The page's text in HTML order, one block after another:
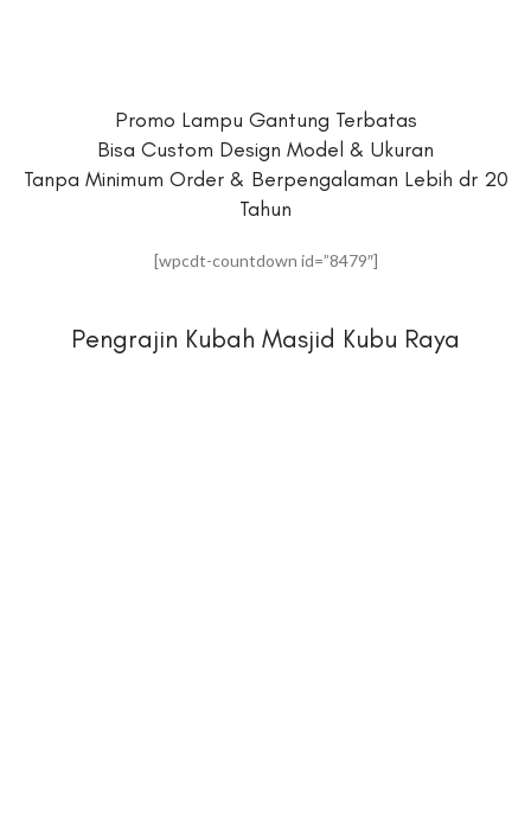
Promo Lampu Gantung Terbatas
Bisa Custom Design Model & Ukuran
Tanpa Minimum Order & Berpengalaman Lebih dr 20
Tahun
[wpcdt-countdown id=”8479″]
Pengrajin Kubah Masjid Kubu Raya